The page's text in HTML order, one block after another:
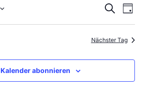
Suche
und
SucheTag
Nächster Tag
Kalender abonnieren